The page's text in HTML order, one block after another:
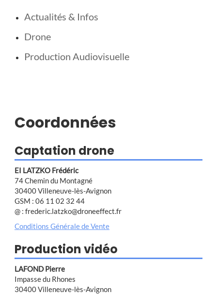
Actualités & Infos
Drone
Production Audiovisuelle
Coordonnées
Captation drone
EI LATZKO Frédéric
74 Chemin du Montagné
30400 Villeneuve-lès-Avignon
GSM : 06 11 02 32 44
@ : frederic.latzko@droneeffect.fr
Conditions Générale de Vente
Production vidéo
LAFOND Pierre
Impasse du Rhones
30400 Villeneuve-lès-Avignon